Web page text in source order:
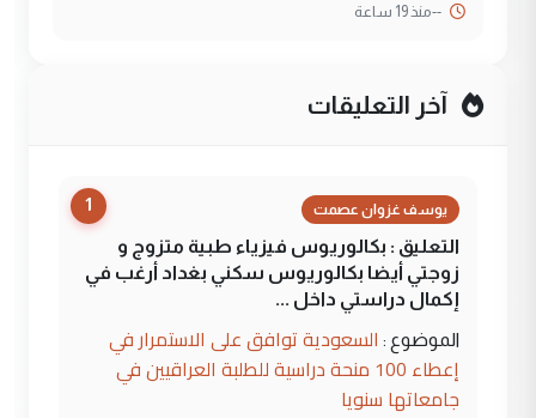
--منذ 19 ساعة
آخر التعليقات
1 يوسف غزوان عصمت
التعليق : بكالوريوس فيزياء طبية متزوج و
زوجتي أيضا بكالوريوس سكني بغداد أرغب في
إكمال دراستي داخل ...
الموضوع : السعودية توافق على الاستمرار في
إعطاء 100 منحة دراسية للطلبة العراقيين في
جامعاتها سنويا